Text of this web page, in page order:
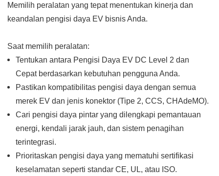
Memilih peralatan yang tepat menentukan kinerja dan
keandalan pengisi daya EV bisnis Anda.
Saat memilih peralatan:
Tentukan antara Pengisi Daya EV DC Level 2 dan
Cepat berdasarkan kebutuhan pengguna Anda.
Pastikan kompatibilitas pengisi daya dengan semua
merek EV dan jenis konektor (Tipe 2, CCS, CHAdeMO).
Cari pengisi daya pintar yang dilengkapi pemantauan
energi, kendali jarak jauh, dan sistem penagihan
terintegrasi.
Prioritaskan pengisi daya yang mematuhi sertifikasi
keselamatan seperti standar CE, UL, atau ISO.